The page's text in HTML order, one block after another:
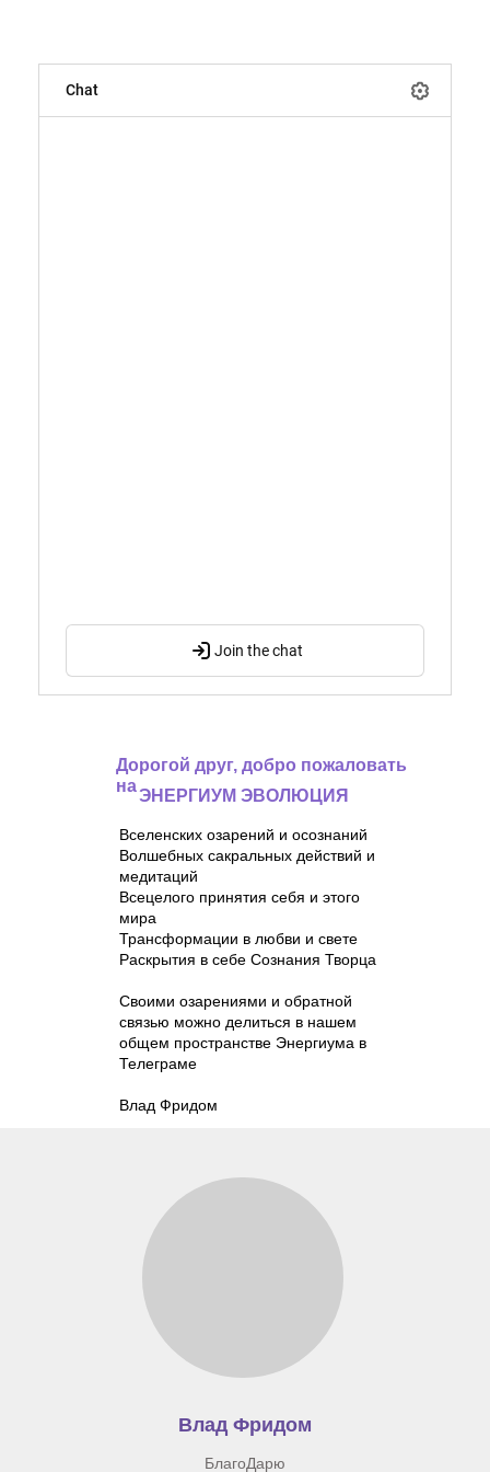
Дорогой друг, добро пожаловать
на
Вселенских озарений и осознаний
Волшебных сакральных действий и
медитаций
Всецелого принятия себя и этого
мира
Трансформации в любви и свете
Раскрытия в себе Сознания Творца
Своими озарениями и обратной
связью можно делиться в нашем
общем пространстве Энергиума в
Телеграме
Влад Фридом
ЭНЕРГИУМ ЭВОЛЮЦИЯ
Влад Фридом
БлагоДарю